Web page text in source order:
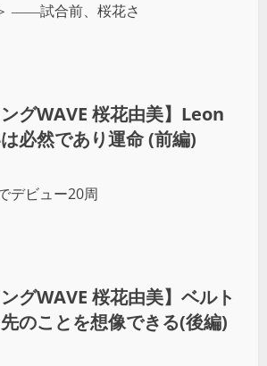
――試合前、桜花さ
ングWAVE 桜花由美】Leon
必然であり運命 (前編)
デビュー20周
ングWAVE 桜花由美】ベルト
のことを想像できる(後編)